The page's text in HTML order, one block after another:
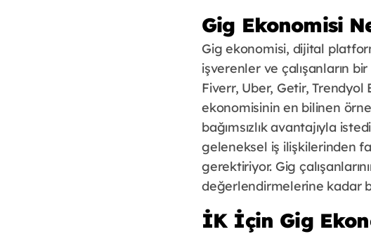
Gig Ekonomisi
Gig ekonomisi, dijital
işverenler ve çalışanların
Fiverr, Uber, Getir,
ekonomisinin en bilinen
bağımsızlık avantajıyla
geleneksel iş ilişkilerinden
gerektiriyor. Gig
değerlendirmelerine kadar
İK İçin Gig